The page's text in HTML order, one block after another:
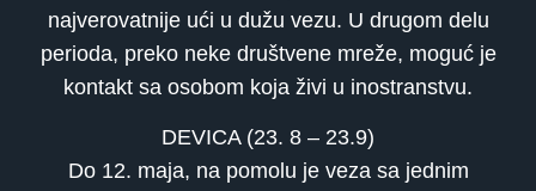
najverovatnije ući u dužu vezu. U drugom delu
perioda, preko neke društvene mreže, moguć je
kontakt sa osobom koja živi u inostranstvu.
DEVICA (23. 8 – 23.9)
Do 12. maja, na pomolu je veza sa jednim